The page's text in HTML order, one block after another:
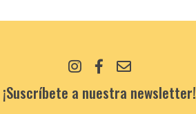
¡Suscríbete a nuestra newsletter!